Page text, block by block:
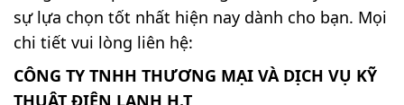
sự lựa chọn tốt nhất hiện nay dành cho bạn. Mọi
chi tiết vui lòng liên hệ:
CÔNG TY TNHH THƯƠNG MẠI VÀ DỊCH VỤ KỸ
THUẬT ĐIỆN LẠNH H.T